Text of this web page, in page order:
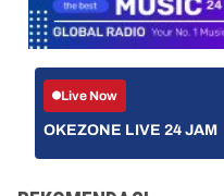
Live Now
OKEZONE LIVE 24 JAM